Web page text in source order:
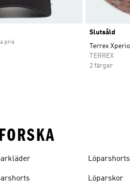
pris
Slutsåld
Terrex
TERREX
2 färger
Löparskor